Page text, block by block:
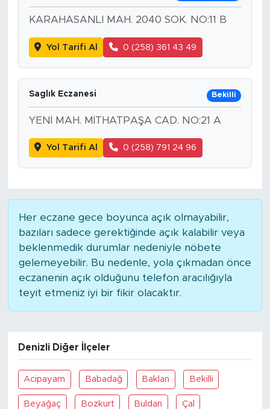
KARAHASANLI MAH. 2040 SOK. NO:11 B
Yol Tarifi Al 0 (258) 361 43 49
Saglık Eczanesi Bekilli
YENİ MAH. MİTHATPAŞA CAD. NO:21 A
Yol Tarifi Al 0 (258) 791 24 96
Her eczane gece boyunca açık olmayabilir,
bazıları sadece gerektiğinde açık kalabilir veya
beklenmedik durumlar nedeniyle nöbete
gelemeyebilir. Bu nedenle, yola çıkmadan önce
eczanenin açık olduğunu telefon aracılığıyla
teyit etmeniz iyi bir fikir olacaktır.
Denizli Diğer İlçeler
Acipayam Babadağ Baklan Bekilli
Beyağaç Bozkurt Buldan Çal